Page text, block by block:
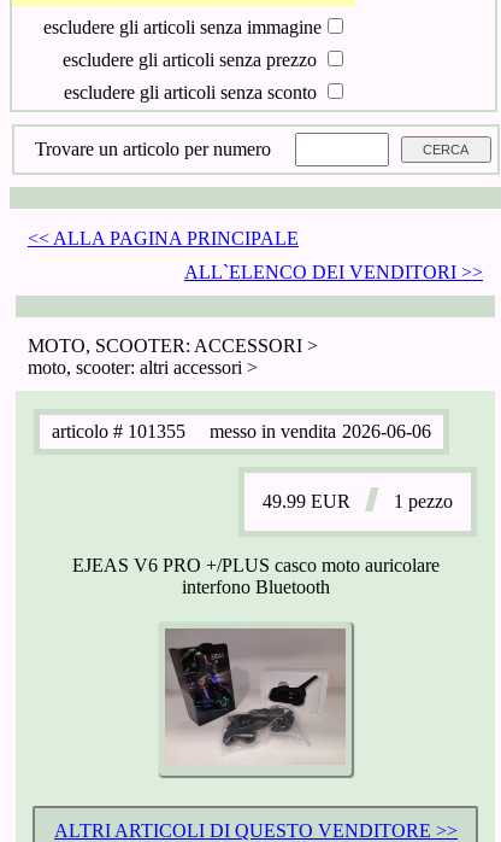
escludere gli articoli senza immagine
escludere gli articoli senza prezzo
escludere gli articoli senza sconto
Trovare un articolo per numero
<< ALLA PAGINA PRINCIPALE
ALL`ELENCO DEI VENDITORI >>
MOTO, SCOOTER: ACCESSORI >
moto, scooter: altri accessori >
articolo # 101355 messo in vendita 2026-06-06
49.99 EUR 1 pezzo
EJEAS V6 PRO +/PLUS casco moto auricolare
interfono Bluetooth
ALTRI ARTICOLI DI QUESTO VENDITORE >>